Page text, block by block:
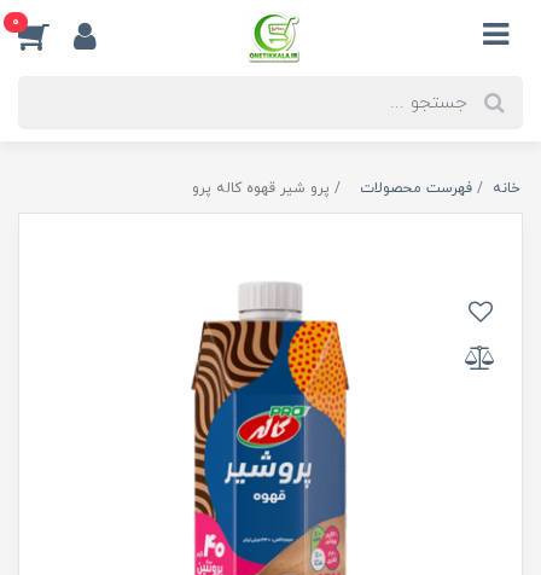
0
خانه فهرست محصولات پرو شیر قهوه کاله پرو